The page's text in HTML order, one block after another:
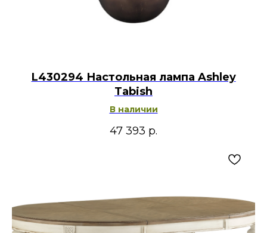
L430294 Настольная лампа Ashley
Tabish
В наличии
47 393 р.